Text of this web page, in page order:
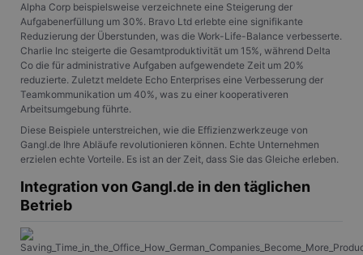
Alpha Corp beispielsweise verzeichnete eine Steigerung der
Aufgabenerfüllung um 30%. Bravo Ltd erlebte eine signifikante
Reduzierung der Überstunden, was die Work-Life-Balance verbesserte.
Charlie Inc steigerte die Gesamtproduktivität um 15%, während Delta
Co die für administrative Aufgaben aufgewendete Zeit um 20%
reduzierte. Zuletzt meldete Echo Enterprises eine Verbesserung der
Teamkommunikation um 40%, was zu einer kooperativeren
Arbeitsumgebung führte.
Diese Beispiele unterstreichen, wie die Effizienzwerkzeuge von
Gangl.de Ihre Abläufe revolutionieren können. Echte Unternehmen
erzielen echte Vorteile. Es ist an der Zeit, dass Sie das Gleiche erleben.
Integration von Gangl.de in den täglichen
Betrieb